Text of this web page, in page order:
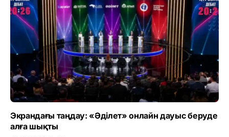
Экрандағы таңдау: «Әділет» онлайн дауыс беруде
алға шықты